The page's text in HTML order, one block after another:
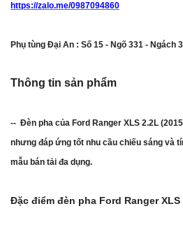
https://zalo.me/0987094860
Phụ tùng Đại An : Số 15 - Ngõ 331 - Ngách
Thông tin sản phẩm
-- Đèn pha của Ford Ranger XLS 2.2L
nhưng đáp ứng tốt nhu cầu chiếu sáng và
mẫu bán tải đa dụng.
Đặc điểm đèn pha Ford Ranger XLS